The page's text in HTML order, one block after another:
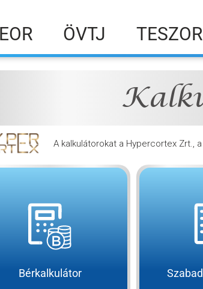
ÖVTJ TESZOR
A kalkulátorokat a Hypercortex Zrt.,
Bérkalkulátor